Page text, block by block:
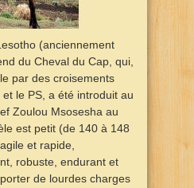
(anciennement
du Cheval du Cap, qui,
par des croisements
et le PS, a été introduit au
Zoulou Msosesha au
est petit (de 140 à 148
et rapide,
robuste, endurant et
de lourdes charges